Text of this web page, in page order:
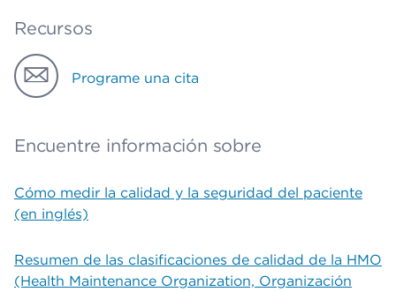
Recursos
Programe una cita
Encuentre información sobre
Cómo medir la calidad y la seguridad del paciente
(en inglés)
Resumen de las clasificaciones de calidad de la HMO
(Health Maintenance Organization, Organización